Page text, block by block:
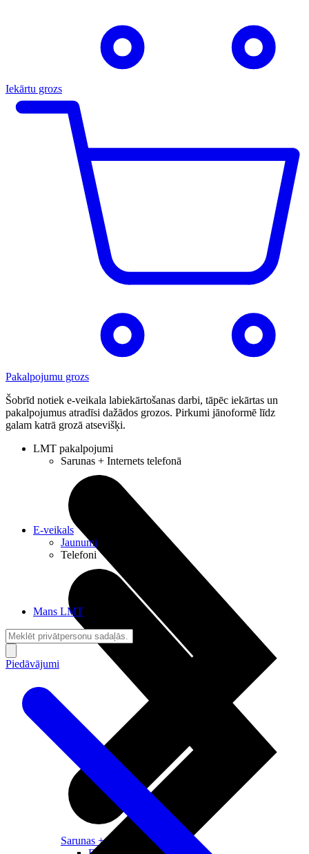
Iekārtu grozs
Pakalpojumu grozs
Šobrīd notiek e-veikala labiekārtošanas darbi, tāpēc iekārtas un
pakalpojumus atradīsi dažādos grozos. Pirkumi jānoformē līdz
galam katrā grozā atsevišķi.
LMT pakalpojumi
Sarunas + Internets telefonā
Sarunas + Internets
E-veikals
Jaunumi
Telefoni
Mans LMT
Piedāvājumi